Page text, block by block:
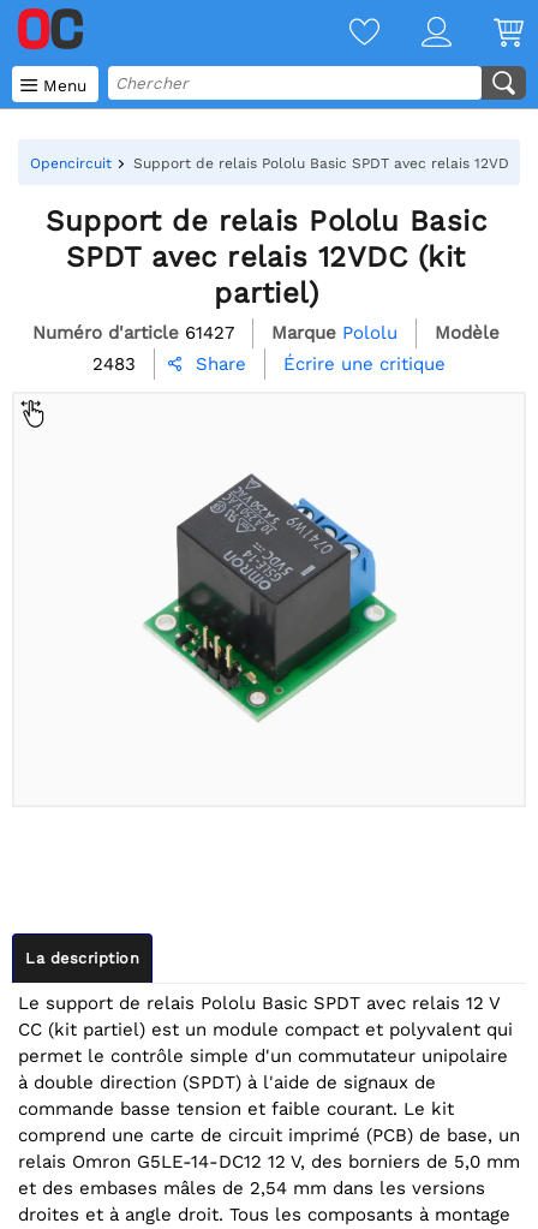
 Menu
Opencircuit Support de relais Pololu Basic SPDT avec relais 12VDC
Support de relais Pololu Basic
SPDT avec relais 12VDC (kit
partiel)
Numéro d'article 61427 Marque Pololu
Modèle
2483
 Share Écrire une critique
La description
Le support de relais Pololu Basic SPDT avec relais 12 V
CC (kit partiel) est un module compact et polyvalent qui
permet le contrôle simple d'un commutateur unipolaire
à double direction (SPDT) à l'aide de signaux de
commande basse tension et faible courant. Le kit
comprend une carte de circuit imprimé (PCB) de base, un
relais Omron G5LE-14-DC12 12 V, des borniers de 5,0 mm
et des embases mâles de 2,54 mm dans les versions
droites et à angle droit. Tous les composants à montage